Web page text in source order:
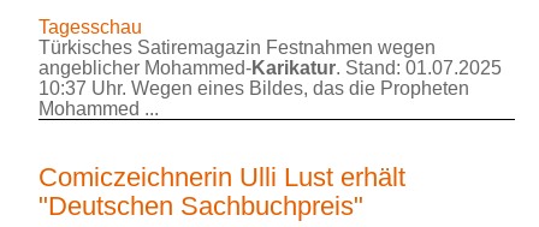
Tagesschau
Türkisches Satiremagazin Festnahmen wegen
angeblicher Mohammed-Karikatur. Stand: 01.07.2025
10:37 Uhr. Wegen eines Bildes, das die Propheten
Mohammed ...
Comiczeichnerin Ulli Lust erhält
"Deutschen Sachbuchpreis"